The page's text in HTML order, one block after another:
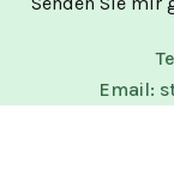
Email: